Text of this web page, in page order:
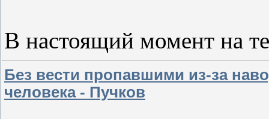
В настоящий момент на
Без вести пропавшими из-за
человека - Пучков